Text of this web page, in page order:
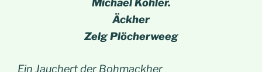
Michael Kohler.
Äckher
Zelg Plöcherweeg
Ein Jauchert der Bohmackher